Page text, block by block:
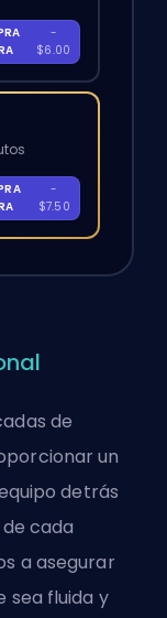
-
$6.00
-
$7.50
de
un
detrás
cada
a asegurar
sea fluida y